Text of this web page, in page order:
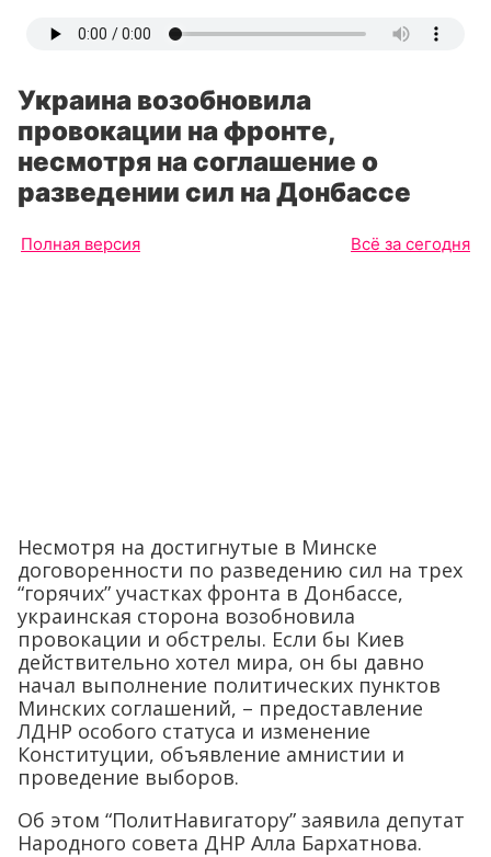
Украина возобновила
провокации на фронте,
несмотря на соглашение о
разведении сил на Донбассе
Полная версия Всё за сегодня
Несмотря на достигнутые в Минске
договоренности по разведению сил на трех
“горячих” участках фронта в Донбассе,
украинская сторона возобновила
провокации и обстрелы. Если бы Киев
действительно хотел мира, он бы давно
начал выполнение политических пунктов
Минских соглашений, – предоставление
ЛДНР особого статуса и изменение
Конституции, объявление амнистии и
проведение выборов.
Об этом “ПолитНавигатору” заявила депутат
Народного совета ДНР Алла Бархатнова.